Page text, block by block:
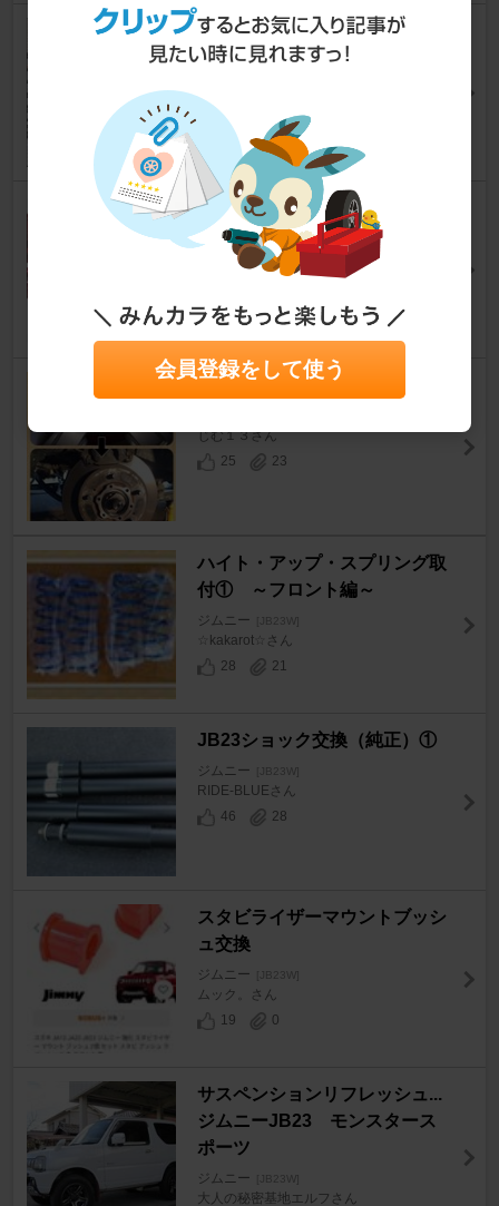
jb23w ジムニー サス＆ショック
交換
CYGXUSさん
78
2
✨中華製 5リンク取り付け🎶😊
ジムニー [JB23W]
けんさん@さん
ブルブル治し∧( 'Θ' )∧
じむ１３さん
25
23
ハイト・アップ・スプリング取
付① ～フロント編～
ジムニー [JB23W]
☆kakarot☆さん
28
21
JB23ショック交換（純正）①
ジムニー [JB23W]
RIDE-BLUEさん
46
28
スタビライザーマウントブッシ
ュ交換
ジムニー [JB23W]
ムック。さん
19
0
サスペンションリフレッシュ...
ジムニーJB23 モンスタース
ポーツ
ジムニー [JB23W]
大人の秘密基地エルフさん
会員登録をして使う